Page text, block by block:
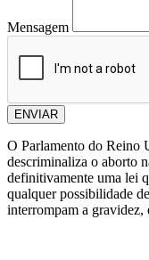
Mensagem
ENVIAR
O Parlamento do Reino
descriminaliza o aborto
definitivamente uma lei
qualquer possibilidade
interrompam a gravidez,